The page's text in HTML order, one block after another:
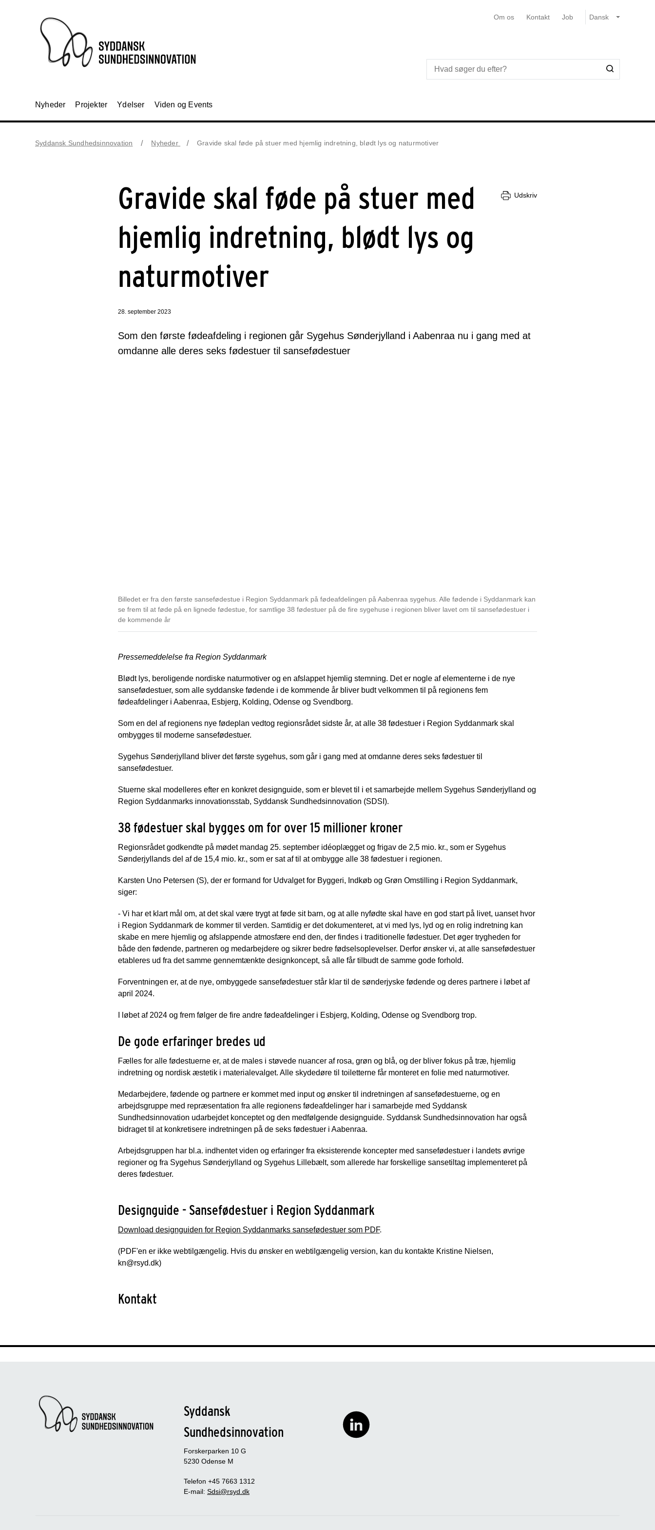
Om os Kontakt Job
Nyheder Projekter Ydelser Viden og Events
Syddansk Sundhedsinnovation Nyheder Gravide skal føde på stuer med hjemlig indretning, blødt lys og naturmotiver
Gravide skal føde på stuer med
hjemlig indretning, blødt lys og
naturmotiver
Udskriv
28. september 2023
Som den første fødeafdeling i regionen går Sygehus Sønderjylland i Aabenraa nu i gang med at
omdanne alle deres seks fødestuer til sansefødestuer
Billedet er fra den første sansefødestue i Region Syddanmark på fødeafdelingen på Aabenraa sygehus. Alle fødende i Syddanmark kan
se frem til at føde på en lignede fødestue, for samtlige 38 fødestuer på de fire sygehuse i regionen bliver lavet om til sansefødestuer i
de kommende år
Pressemeddelelse fra Region Syddanmark
Blødt lys, beroligende nordiske naturmotiver og en afslappet hjemlig stemning. Det er nogle af elementerne i de nye
sansefødestuer, som alle syddanske fødende i de kommende år bliver budt velkommen til på regionens fem
fødeafdelinger i Aabenraa, Esbjerg, Kolding, Odense og Svendborg.
Som en del af regionens nye fødeplan vedtog regionsrådet sidste år, at alle 38 fødestuer i Region Syddanmark skal
ombygges til moderne sansefødestuer.
Sygehus Sønderjylland bliver det første sygehus, som går i gang med at omdanne deres seks fødestuer til
sansefødestuer.
Stuerne skal modelleres efter en konkret designguide, som er blevet til i et samarbejde mellem Sygehus Sønderjylland og
Region Syddanmarks innovationsstab, Syddansk Sundhedsinnovation (SDSI).
38 fødestuer skal bygges om for over 15 millioner kroner
Regionsrådet godkendte på mødet mandag 25. september idéoplægget og frigav de 2,5 mio. kr., som er Sygehus
Sønderjyllands del af de 15,4 mio. kr., som er sat af til at ombygge alle 38 fødestuer i regionen.
Karsten Uno Petersen (S), der er formand for Udvalget for Byggeri, Indkøb og Grøn Omstilling i Region Syddanmark,
siger:
- Vi har et klart mål om, at det skal være trygt at føde sit barn, og at alle nyfødte skal have en god start på livet, uanset hvor
i Region Syddanmark de kommer til verden. Samtidig er det dokumenteret, at vi med lys, lyd og en rolig indretning kan
skabe en mere hjemlig og afslappende atmosfære end den, der findes i traditionelle fødestuer. Det øger trygheden for
både den fødende, partneren og medarbejdere og sikrer bedre fødselsoplevelser. Derfor ønsker vi, at alle sansefødestuer
etableres ud fra det samme gennemtænkte designkoncept, så alle får tilbudt de samme gode forhold.
Forventningen er, at de nye, ombyggede sansefødestuer står klar til de sønderjyske fødende og deres partnere i løbet af
april 2024.
I løbet af 2024 og frem følger de fire andre fødeafdelinger i Esbjerg, Kolding, Odense og Svendborg trop.
De gode erfaringer bredes ud
Fælles for alle fødestuerne er, at de males i støvede nuancer af rosa, grøn og blå, og der bliver fokus på træ, hjemlig
indretning og nordisk æstetik i materialevalget. Alle skydedøre til toiletterne får monteret en folie med naturmotiver.
Medarbejdere, fødende og partnere er kommet med input og ønsker til indretningen af sansefødestuerne, og en
arbejdsgruppe med repræsentation fra alle regionens fødeafdelinger har i samarbejde med Syddansk
Sundhedsinnovation udarbejdet konceptet og den medfølgende designguide. Syddansk Sundhedsinnovation har også
bidraget til at konkretisere indretningen på de seks fødestuer i Aabenraa.
Arbejdsgruppen har bl.a. indhentet viden og erfaringer fra eksisterende koncepter med sansefødestuer i landets øvrige
regioner og fra Sygehus Sønderjylland og Sygehus Lillebælt, som allerede har forskellige sansetiltag implementeret på
deres fødestuer.
Designguide - Sansefødestuer i Region Syddanmark
Download designguiden for Region Syddanmarks sansefødestuer som PDF.
(PDF'en er ikke webtilgængelig. Hvis du ønsker en webtilgængelig version, kan du kontakte Kristine Nielsen,
kn@rsyd.dk)
Kontakt
Syddansk
Sundhedsinnovation
Forskerparken 10 G
5230 Odense M
Telefon +45 7663 1312
E-mail: Sdsi@rsyd.dk